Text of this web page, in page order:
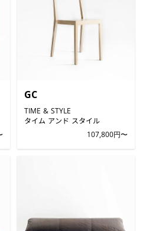
GC
TIME & STYLE
タイム アンド スタイル
107,800円〜